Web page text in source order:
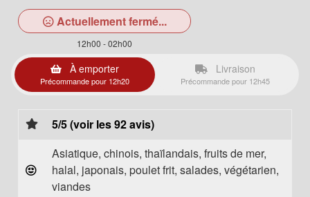
Actuellement fermé...
12h00 - 02h00
À emporter
Précommande pour 12h20
Livraison
Précommande pour 12h45
5/5 (voir les 92 avis)
Asiatique, chinois, thaïlandais, fruits de mer,
halal, japonais, poulet frit, salades, végétarien,
viandes